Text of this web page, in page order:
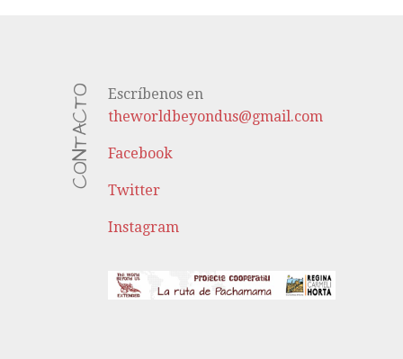
CONTACTO
Escríbenos en
theworldbeyondus@gmail.com
Facebook
Twitter
Instagram